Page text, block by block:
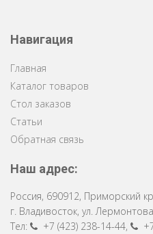
Навигация
Главная
Каталог товаров
Стол заказов
Статьи
Обратная связь
Наш адрес:
Россия, 690912, Приморский
г. Владивосток, ул.
Тел:
+7 (423) 238-14-44,